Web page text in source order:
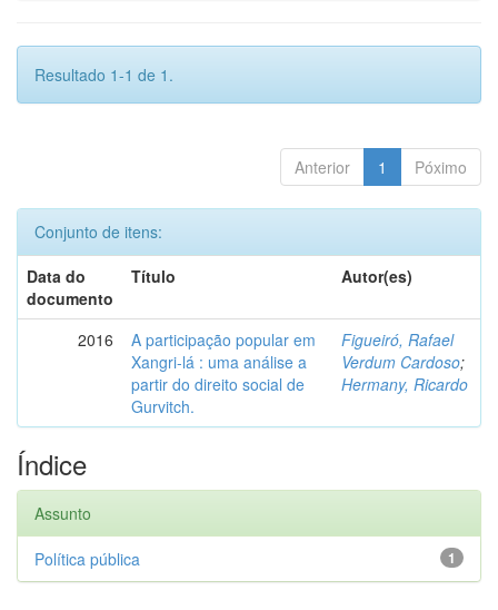
Resultado 1-1 de 1.
Anterior 1 Póximo
Conjunto de itens:
Data do
documento
Título Autor(es)
2016
A participação popular em
Xangri-lá : uma análise a
partir do direito social de
Gurvitch.
Figueiró, Rafael
Verdum Cardoso;
Hermany, Ricardo
Índice
Assunto
1
Política pública